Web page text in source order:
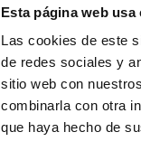
Esta página web usa
Las cookies de este
de redes sociales y
sitio web con
combinarla con otra
que haya hecho de